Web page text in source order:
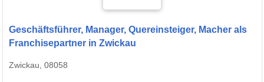
Geschäftsführer, Manager, Quereinsteiger, Macher als
Franchisepartner in Zwickau
Zwickau, 08058